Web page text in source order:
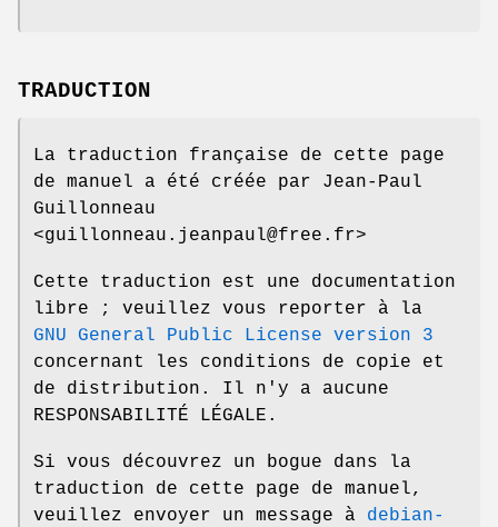
TRADUCTION
La traduction française de cette page
de manuel a été créée par Jean-Paul
Guillonneau
<guillonneau.jeanpaul@free.fr>
Cette traduction est une documentation
libre ; veuillez vous reporter à la
GNU General Public License version 3
concernant les conditions de copie et
de distribution. Il n'y a aucune
RESPONSABILITÉ LÉGALE.
Si vous découvrez un bogue dans la
traduction de cette page de manuel,
veuillez envoyer un message à debian-